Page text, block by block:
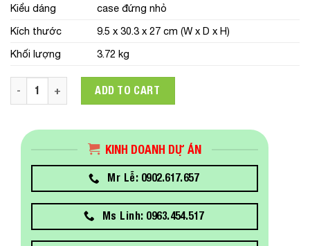
Kiểu dáng
case đứng nhỏ
Kích thước
9.5 x 30.3 x 27 cm (W x D x H)
Khối lượng
3.72 kg
Máy tính để bàn HP S01-PF1002D (46J92PA) Core i3 10105/
ADD TO CART
KINH DOANH DỰ ÁN
Mr Lễ: 0902.617.657
Ms Linh: 0963.454.517